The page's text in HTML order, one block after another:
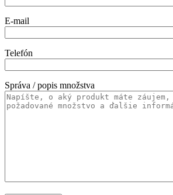
E-mail
Telefón
Správa / popis množstva